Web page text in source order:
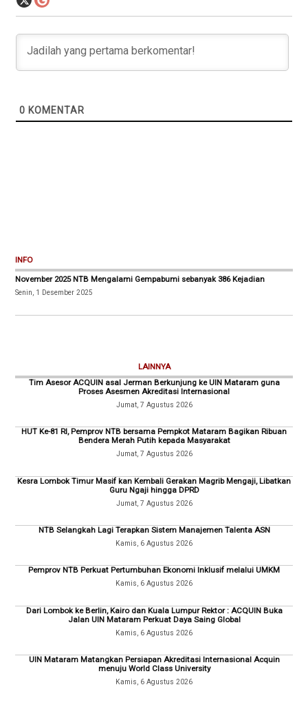
0 KOMENTAR
INFO
November 2025 NTB Mengalami Gempabumi sebanyak 386 Kejadian
Senin, 1 Desember 2025
LAINNYA
Tim Asesor ACQUIN asal Jerman Berkunjung ke UIN Mataram guna
Proses Asesmen Akreditasi Internasional
Jumat, 7 Agustus 2026
HUT Ke-81 RI, Pemprov NTB bersama Pempkot Mataram Bagikan Ribuan
Bendera Merah Putih kepada Masyarakat
Jumat, 7 Agustus 2026
Kesra Lombok Timur Masif kan Kembali Gerakan Magrib Mengaji, Libatkan
Guru Ngaji hingga DPRD
Jumat, 7 Agustus 2026
NTB Selangkah Lagi Terapkan Sistem Manajemen Talenta ASN
Kamis, 6 Agustus 2026
Pemprov NTB Perkuat Pertumbuhan Ekonomi Inklusif melalui UMKM
Kamis, 6 Agustus 2026
Dari Lombok ke Berlin, Kairo dan Kuala Lumpur Rektor : ACQUIN Buka
Jalan UIN Mataram Perkuat Daya Saing Global
Kamis, 6 Agustus 2026
UIN Mataram Matangkan Persiapan Akreditasi Internasional Acquin
menuju World Class University
Kamis, 6 Agustus 2026